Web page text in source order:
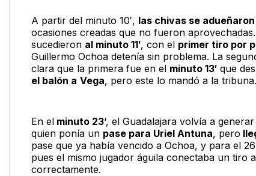
A partir del minuto 10′, las chivas se
ocasiones creadas que no fueron
sucedieron al minuto 11′, con el primer tiro por
Guillermo Ochoa detenía sin problema. La
clara que la primera fue en el minuto 13′que
el balón a Vega, pero este lo mandó a la tribuna.
En elminuto 23‘, el Guadalajara volvía a
quien ponía un pase para Uriel Antuna, pero
pase que ya había vencido a Ochoa, y para el
pues el mismo jugador águila conectaba un tiro
correctamente.